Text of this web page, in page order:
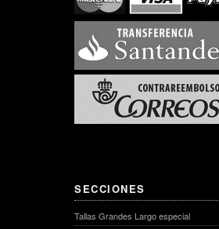
SECCIONES
Tallas Grandes Largo especial